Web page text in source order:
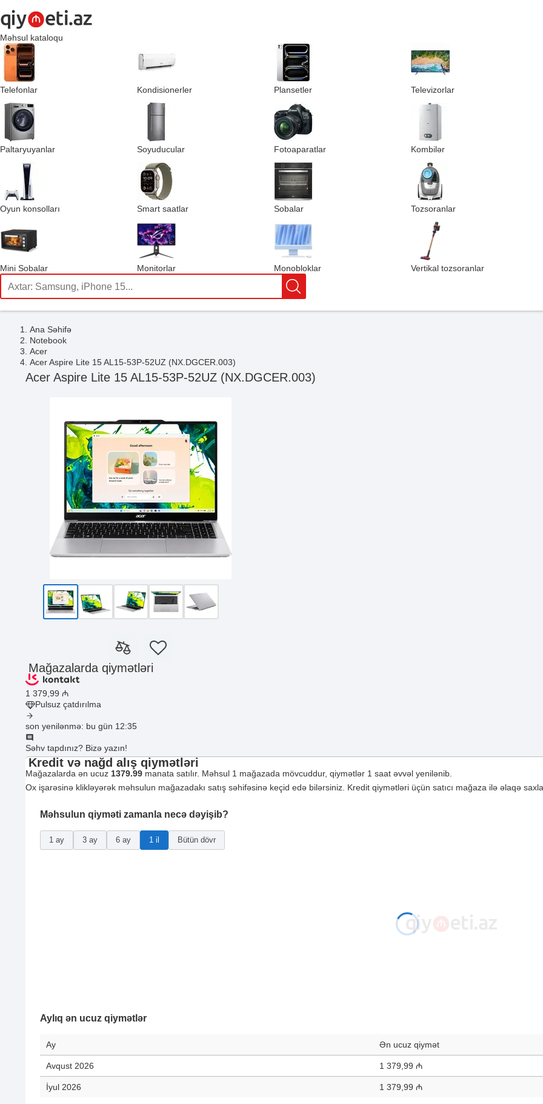
Məhsul kataloqu
Telefonlar Kondisionerler Plansetler Televizorlar
Paltaryuyanlar Soyuducular Fotoaparatlar Kombilər
Oyun konsolları Smart saatlar Sobalar Tozsoranlar
Mini Sobalar Monitorlar Monobloklar Vertikal tozsoranlar
Ana Səhifə
Notebook
Acer
Acer Aspire Lite 15 AL15-53P-52UZ (NX.DGCER.003)
Acer Aspire Lite 15 AL15-53P-52UZ (NX.DGCER.003)
Mağazalarda qiymətləri
1 379 ,99 ₼
Pulsuz çatdırılma
son yenilənmə: bu gün 12:35
Səhv tapdınız? Bizə yazın!
Kredit və nağd alış qiymətləri
Mağazalarda ən ucuz 1379.99 manata satılır. Məhsul 1 mağazada mövcuddur, qiymətlər 1 saat əvvəl yenilənib.
Ox işarəsinə klikləyərək məhsulun mağazadakı satış səhifəsinə keçid edə bilərsiniz. Kredit qiymətləri üçün satıcı mağaza ilə əlaqə
Məhsulun qiyməti zamanla necə dəyişib?
1 ay 3 ay 6 ay 1 il Bütün dövr
Aylıq ən ucuz qiymətlər
Ay Ən ucuz qiymət
Avqust 2026 1 379,99 ₼
İyul 2026 1 379,99 ₼